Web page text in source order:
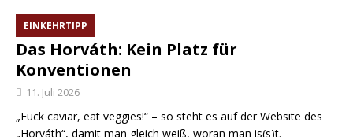
EINKEHRTIPP
Das Horváth: Kein Platz für
Konventionen
11. Juli 2026
„Fuck caviar, eat veggies!“ – so steht es auf der Website des
„Horváth“, damit man gleich weiß, woran man is(s)t.